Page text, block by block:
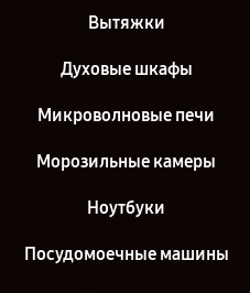
Вытяжки
Духовые шкафы
Микроволновые печи
Морозильные камеры
Ноутбуки
Посудомоечные машины